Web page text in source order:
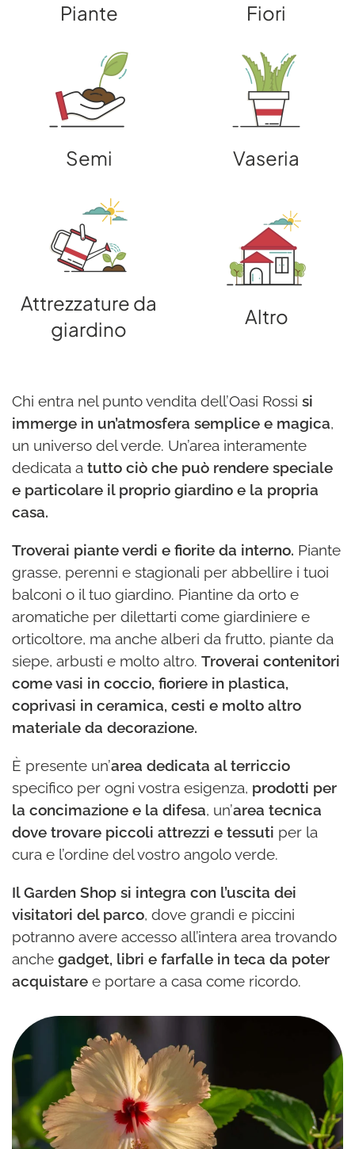
Piante Fiori
Semi Vaseria
Attrezzature da
giardino
Altro
Chi entra nel punto vendita dell’Oasi Rossi si
immerge in un’atmosfera semplice e magica,
un universo del verde. Un’area interamente
dedicata a tutto ciò che può rendere speciale
e particolare il proprio giardino e la propria
casa.
Troverai piante verdi e fiorite da interno. Piante
grasse, perenni e stagionali per abbellire i tuoi
balconi o il tuo giardino. Piantine da orto e
aromatiche per dilettarti come giardiniere e
orticoltore, ma anche alberi da frutto, piante da
siepe, arbusti e molto altro. Troverai contenitori
come vasi in coccio, fioriere in plastica,
coprivasi in ceramica, cesti e molto altro
materiale da decorazione.
È presente un’area dedicata al terriccio
specifico per ogni vostra esigenza, prodotti per
la concimazione e la difesa, un’area tecnica
dove trovare piccoli attrezzi e tessuti per la
cura e l’ordine del vostro angolo verde.
Il Garden Shop si integra con l’uscita dei
visitatori del parco, dove grandi e piccini
potranno avere accesso all’intera area trovando
anche gadget, libri e farfalle in teca da poter
acquistare e portare a casa come ricordo.